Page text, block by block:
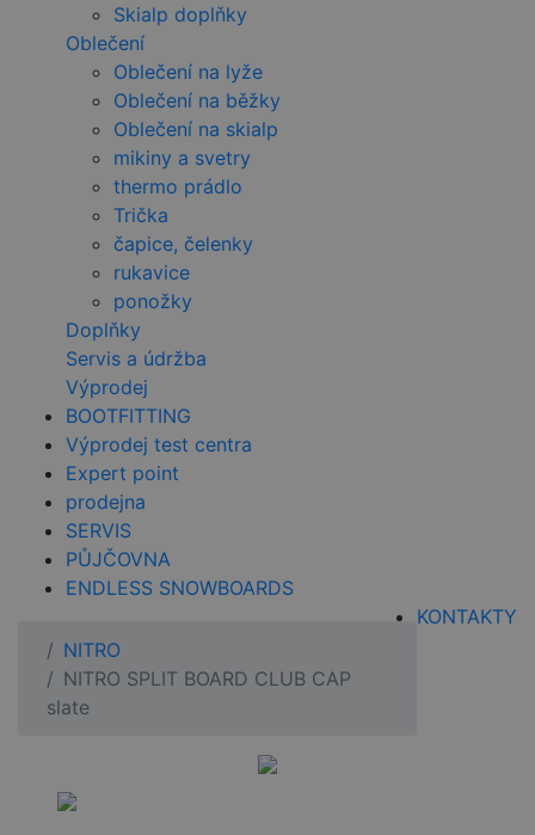
Skialp doplňky
Oblečení
Oblečení na lyže
Oblečení na běžky
Oblečení na skialp
mikiny a svetry
thermo prádlo
Trička
čapice, čelenky
rukavice
ponožky
Doplňky
Servis a údržba
Výprodej
BOOTFITTING
Výprodej test centra
Expert point
prodejna
SERVIS
PŮJČOVNA
ENDLESS SNOWBOARDS
KONTAKTY
NITRO
NITRO SPLIT BOARD CLUB CAP
slate